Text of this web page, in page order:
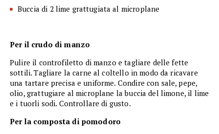
Buccia di 2 lime grattugiata al microplane
Per il crudo di manzo
Pulire il controfiletto di manzo e tagliare delle fette
sottili. Tagliare la carne al coltello in modo da ricavare
una tartare precisa e uniforme. Condire con sale, pepe,
olio, grattugiare al microplane la buccia del limone, il lime
e i tuorli sodi. Controllare di gusto.
Per la composta di pomodoro